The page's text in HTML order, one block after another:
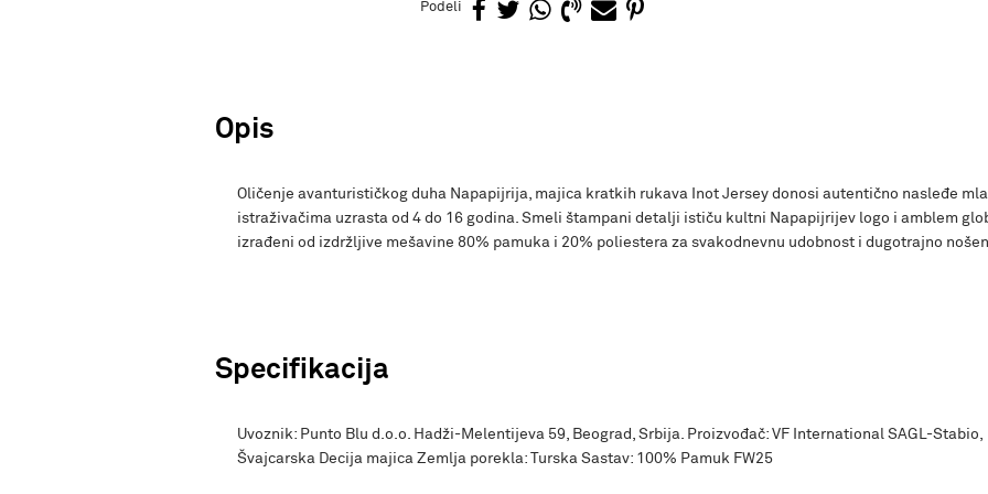
Podeli
Opis
Oličenje avanturističkog duha Napapijrija, majica kratkih rukava Inot Jersey donosi autentično nasleđe
istraživačima uzrasta od 4 do 16 godina. Smeli štampani detalji ističu kultni Napapijrijev logo i amblem
izrađeni od izdržljive mešavine 80% pamuka i 20% poliestera za svakodnevnu udobnost i dugotrajno
Specifikacija
Uvoznik: Punto Blu d.o.o. Hadži-Melentijeva 59, Beograd, Srbija. Proizvođač: VF International SAGL-Stabio,
Švajcarska Decija majica Zemlja porekla: Turska Sastav: 100% Pamuk FW25